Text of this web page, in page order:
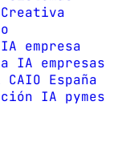
empresa
IA empresas
España
IA pymes